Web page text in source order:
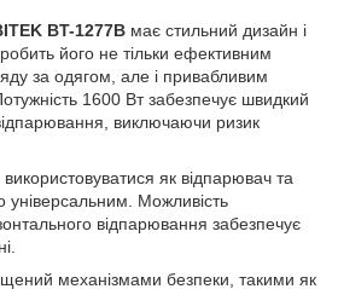
BT-1277B має стильний дизайн і
його не тільки ефективним
за одягом, але і привабливим
1600 Вт забезпечує швидкий
виключаючи ризик
як відпарювач та
універсальним. Можливість
відпарювання забезпечує
механізмами безпеки, такими як